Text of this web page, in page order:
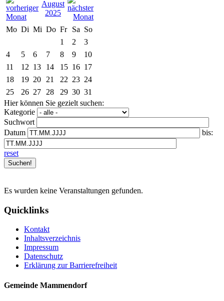
August
2025
Mo Di Mi Do Fr Sa So
1
2
3
4
5 6 7 8 9
10
11
12 13 14 15 16 17
18
19 20 21 22 23 24
25
26 27 28 29 30 31
Hier können Sie gezielt suchen:
Kategorie
Suchwort
Datum
bis:
reset
Es wurden keine Veranstaltungen gefunden.
Quicklinks
Kontakt
Inhaltsverzeichnis
Impressum
Datenschutz
Erklärung zur Barrierefreiheit
Gemeinde Mammendorf